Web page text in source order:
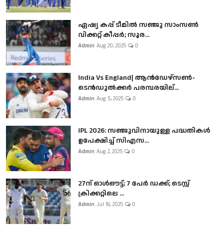
ഏഷ്യ കപ്പ് ടീമിൽ സഞ്ജു സാംസൺ
വിക്കറ്റ് കീപ്പർ; സൂര...
Admin Aug 20, 2025 0
India Vs England| ആൻഡേഴ്സൺ-
ടെൻഡുല്‍ക്കർ പരമ്പരയില്...
Admin Aug 5, 2025 0
IPL 2026: സഞ്ജുവിനായുള്ള പദ്ധതികൾ
ഉപേക്ഷിച്ച് സിഎസ...
Admin Aug 2, 2025 0
27ന് ഓൾഔട്ട്; 7 പേർ ഡക്ക്; ടെസ്റ്റ്
ക്രിക്കറ്റിലെ ...
Admin Jul 16, 2025 0